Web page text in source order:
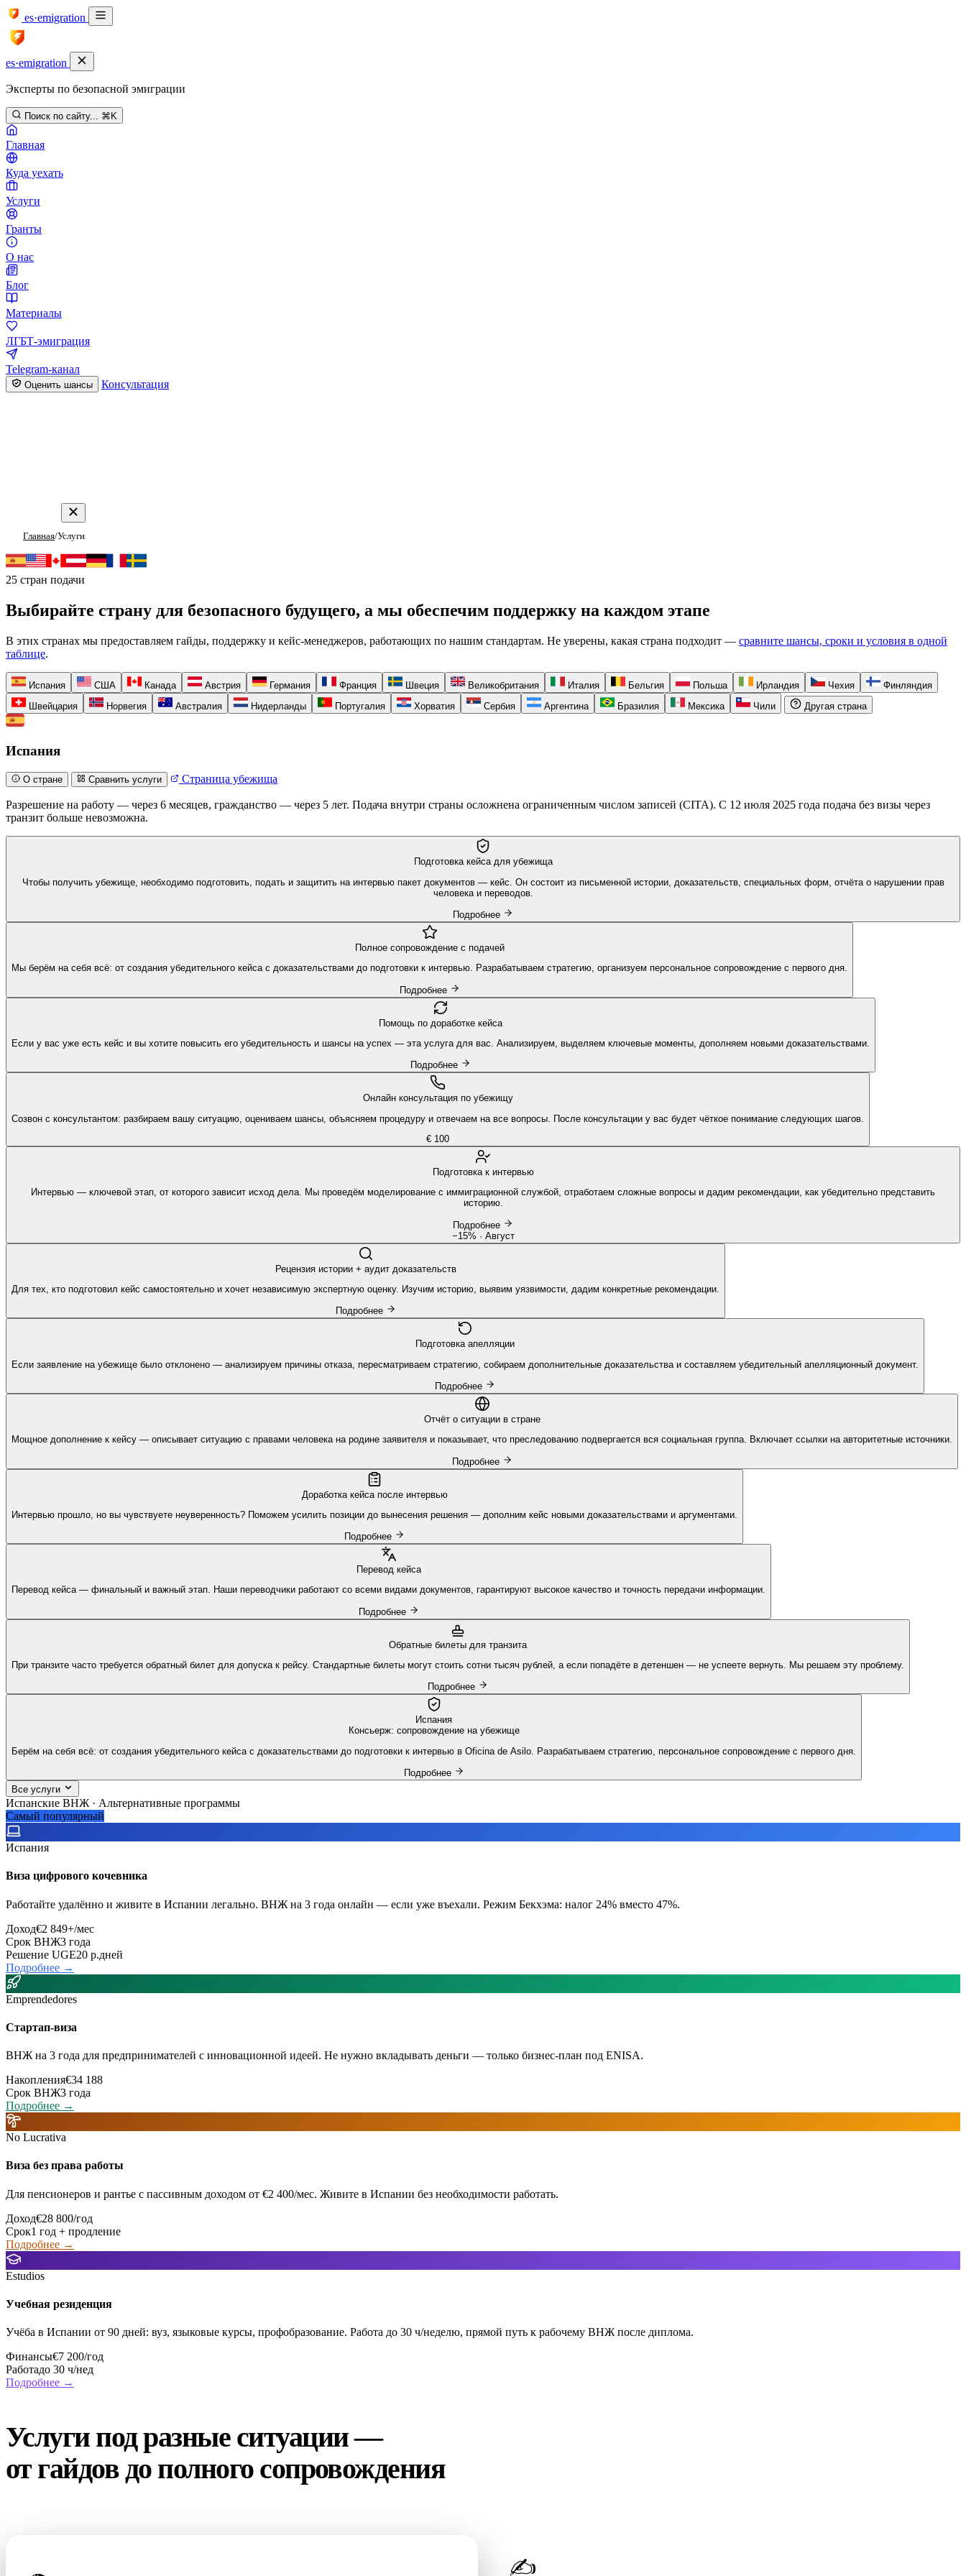
es·emigration
es·emigration
Эксперты по безопасной эмиграции
Поиск по сайту... ⌘K
Главная
Куда уехать
Услуги
Гранты
О нас
Блог
Материалы
ЛГБТ-эмиграция
Telegram-канал
Оценить шансы Консультация
Главная/Услуги
Услуги по политическому убежищу и переезду
25 стран подачи
Выбирайте страну для безопасного будущего, а мы обеспечим поддержку на каждом этапе
В этих странах мы предоставляем гайды, поддержку и кейс-менеджеров, работающих по нашим стандартам. Не уверены, какая страна подходит — сравните шансы, сроки и условия в одной
таблице.
Испания США Канада Австрия Германия Франция Швеция Великобритания Италия Бельгия Польша Ирландия Чехия
Финляндия
Швейцария
Норвегия Австралия Нидерланды Португалия Хорватия Сербия Аргентина Бразилия Мексика Чили Другая страна
Испания
О стране Сравнить услуги Страница убежища
Разрешение на работу — через 6 месяцев, гражданство — через 5 лет. Подача внутри страны осложнена ограниченным числом записей (CITA). С 12 июля 2025 года подача без визы через
транзит больше невозможна.
Подготовка кейса для убежища
Чтобы получить убежище, необходимо подготовить, подать и защитить на интервью пакет документов — кейс. Он состоит из письменной истории, доказательств, специальных форм, отчёта о нарушении прав
человека и переводов.
Подробнее
Полное сопровождение с подачей
Мы берём на себя всё: от создания убедительного кейса с доказательствами до подготовки к интервью. Разрабатываем стратегию, организуем персональное сопровождение с первого дня.
Подробнее
Помощь по доработке кейса
Если у вас уже есть кейс и вы хотите повысить его убедительность и шансы на успех — эта услуга для вас. Анализируем, выделяем ключевые моменты, дополняем новыми доказательствами.
Подробнее
Онлайн консультация по убежищу
Созвон с консультантом: разбираем вашу ситуацию, оцениваем шансы, объясняем процедуру и отвечаем на все вопросы. После консультации у вас будет чёткое понимание следующих шагов.
€ 100
Подготовка к интервью
Интервью — ключевой этап, от которого зависит исход дела. Мы проведём моделирование с иммиграционной службой, отработаем сложные вопросы и дадим рекомендации, как убедительно представить
историю.
Подробнее
−15% · Август
Рецензия истории + аудит доказательств
Для тех, кто подготовил кейс самостоятельно и хочет независимую экспертную оценку. Изучим историю, выявим уязвимости, дадим конкретные рекомендации.
Подробнее
Подготовка апелляции
Если заявление на убежище было отклонено — анализируем причины отказа, пересматриваем стратегию, собираем дополнительные доказательства и составляем убедительный апелляционный документ.
Подробнее
Отчёт о ситуации в стране
Мощное дополнение к кейсу — описывает ситуацию с правами человека на родине заявителя и показывает, что преследованию подвергается вся социальная группа. Включает ссылки на авторитетные источники.
Подробнее
Доработка кейса после интервью
Интервью прошло, но вы чувствуете неуверенность? Поможем усилить позиции до вынесения решения — дополним кейс новыми доказательствами и аргументами.
Подробнее
Перевод кейса
Перевод кейса — финальный и важный этап. Наши переводчики работают со всеми видами документов, гарантируют высокое качество и точность передачи информации.
Подробнее
Обратные билеты для транзита
При транзите часто требуется обратный билет для допуска к рейсу. Стандартные билеты могут стоить сотни тысяч рублей, а если попадёте в детеншен — не успеете вернуть. Мы решаем эту проблему.
Подробнее
Испания
Консьерж: сопровождение на убежище
Берём на себя всё: от создания убедительного кейса с доказательствами до подготовки к интервью в Oficina de Asilo. Разрабатываем стратегию, персональное сопровождение с первого дня.
Подробнее
Все услуги
Испанские ВНЖ · Альтернативные программы
Самый популярный
Испания
Виза цифрового кочевника
Работайте удалённо и живите в Испании легально. ВНЖ на 3 года онлайн — если уже въехали. Режим Бекхэма: налог 24% вместо 47%.
Доход€2 849+/мес
Срок ВНЖ3 года
Решение UGE20 р.дней
Подробнее →
Emprendedores
Стартап-виза
ВНЖ на 3 года для предпринимателей с инновационной идеей. Не нужно вкладывать деньги — только бизнес-план под ENISA.
Накопления€34 188
Срок ВНЖ3 года
Подробнее →
No Lucrativa
Виза без права работы
Для пенсионеров и рантье с пассивным доходом от €2 400/мес. Живите в Испании без необходимости работать.
Доход€28 800/год
Срок1 год + продление
Подробнее →
Estudios
Учебная резиденция
Учёба в Испании от 90 дней: вуз, языковые курсы, профобразование. Работа до 30 ч/неделю, прямой путь к рабочему ВНЖ после диплома.
Финансы€7 200/год
Работадо 30 ч/нед
Подробнее →
Услуги под разные ситуации —
от гайдов до полного сопровождения
✍️